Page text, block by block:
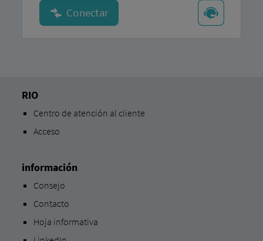
RIO
Centro de atención al cliente
Acceso
información
Consejo
Contacto
Hoja informativa